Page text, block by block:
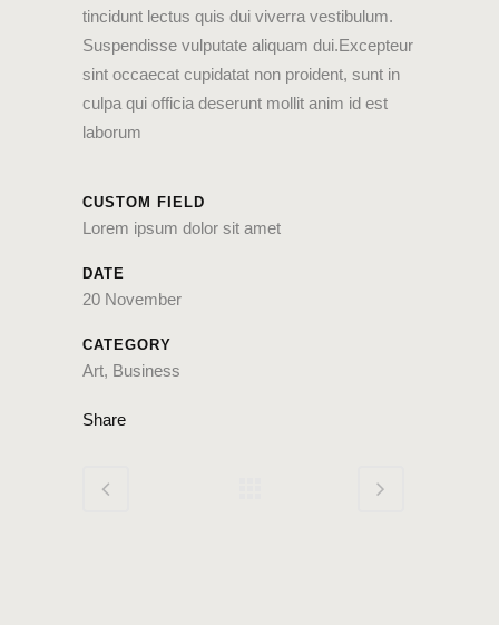
tincidunt lectus quis dui viverra vestibulum.
Suspendisse vulputate aliquam dui.Excepteur
sint occaecat cupidatat non proident, sunt in
culpa qui officia deserunt mollit anim id est
laborum
CUSTOM FIELD
Lorem ipsum dolor sit amet
DATE
20 November
CATEGORY
Art, Business
Share